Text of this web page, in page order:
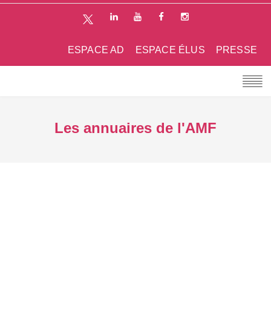
PRESSE
ESPACE ÉLUS
ESPACE AD
Les annuaires de l'AMF